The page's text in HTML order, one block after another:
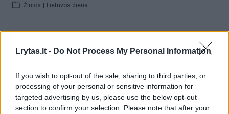
Lrytas.lt - Do Not Process My Personal Information
If you wish to opt-out of the sale, sharing to third parties, or
processing of your personal or sensitive information for
targeted advertising by us, please use the below opt-out
section to confirm your selection. Please note that after your
Žinios Lietuvos diena
Žinios
JAV susprogdino nenaudojamų pastatų kompleksą
Žinios | Pasaulis